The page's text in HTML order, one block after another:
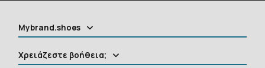
Mybrand.shoes
Χρειάζεστε βοήθεια;